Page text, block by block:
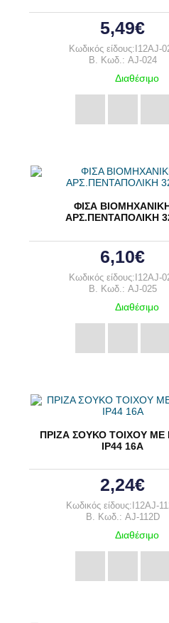
5,49€
Κωδικός είδους:I12AJ-
B. Κωδ.: AJ-024
Διαθέσιμο
ΦΙΣΑ
ΑΡΣ.ΠΕΝΤΑΠΟΛΙΚΗ
6,10€
Κωδικός είδους:I12AJ-
B. Κωδ.: AJ-025
Διαθέσιμο
ΠΡΙΖΑ ΣΟΥΚΟ ΤΟΙΧΟΥ ΜΕ
ΙΡ44 16Α
2,24€
Κωδικός είδους:I12AJ-
B. Κωδ.: AJ-112D
Διαθέσιμο